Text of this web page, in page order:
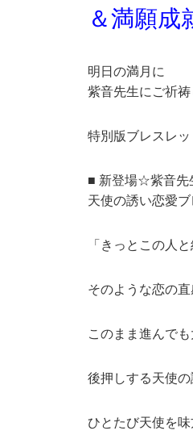
＆満願成
明日の満月に
紫音先生にご祈
特別版ブレスレッ
■ 新登場☆紫音先
天使の誘い恋愛
「きっとこの人と
そのような恋の直
このまま進んでも
後押しする天使の
ひとたび天使を